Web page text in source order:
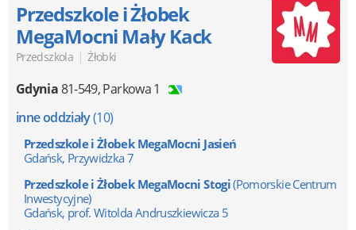
Przedszkole i Żłobek
MegaMocni Mały Kack
Przedszkola | Żłobki
Gdynia81-549,Parkowa 1
inne oddziały(10)
Przedszkole i Żłobek MegaMocni Jasień
Gdańsk, Przywidzka 7
Przedszkole i Żłobek MegaMocni Stogi(Pomorskie Centrum
Inwestycyjne)
Gdańsk, prof. Witolda Andruszkiewicza 5